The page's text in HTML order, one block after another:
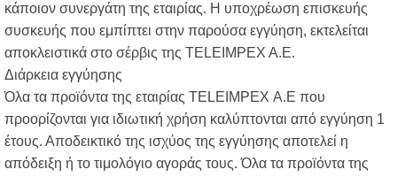
κάποιον συνεργάτη της εταιρίας. Η υποχρέωση επισκευής
συσκευής που εμπίπτει στην παρούσα εγγύηση, εκτελείται
αποκλειστικά στο σέρβις της TELEIMPEX A.E.
Διάρκεια εγγύησης
Όλα τα προϊόντα της εταιρίας TELEIMPEX Α.Ε που
προορίζονται για ιδιωτική χρήση καλύπτονται από εγγύηση 1
έτους. Αποδεικτικό της ισχύος της εγγύησης αποτελεί η
απόδειξη ή το τιμολόγιο αγοράς τους. Όλα τα προϊόντα της